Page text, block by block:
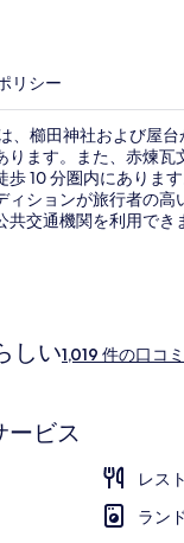
リシー
、櫛田神社および屋台
ります。また、赤煉瓦
歩 10 分圏内にありま
ションが旅行者の高
共交通機関を利用でき
しい1,019 件の口コ
ービス
レス
ラン